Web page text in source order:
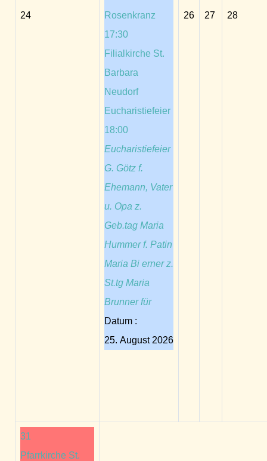
24
Rosenkranz
17:30
Filialkirche St.
Barbara
Neudorf
Eucharistiefeier
18:00
Eucharistiefeier
G. Götz f.
Ehemann, Vater
u. Opa z.
Geb.tag Maria
Hummer f. Patin
Maria Bi erner z.
St.tg Maria
Brunner für
Datum :
25. August 2026
26 27 28
31
Pfarrkirche St.